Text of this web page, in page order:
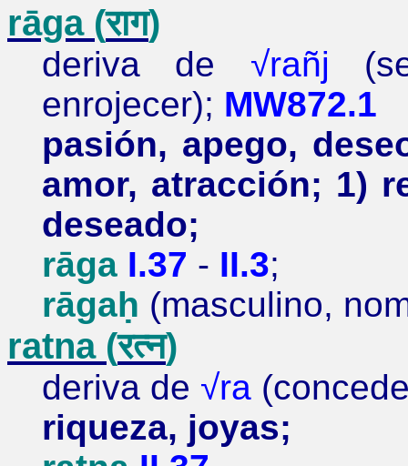
rāga (राग)
deriva de √rañj
enrojecer); MW872.1
pasión, apego,
amor, atracción; 1)
deseado;
rāga I.37 - II.3;
rāgaḥ (masculino,
ratna (रत्न)
deriva de √ra
riqueza, joyas;